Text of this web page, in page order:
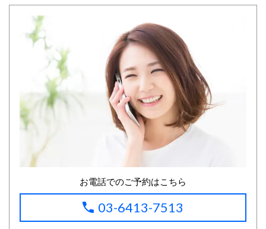
お電話でのご予約はこちら
03-6413-7513